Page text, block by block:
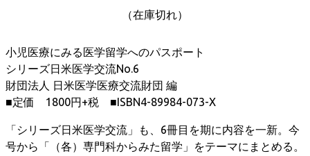
（在庫切れ）
小児医療にみる医学留学へのパスポート
シリーズ日米医学交流No.6
財団法人 日米医学医療交流財団 編
■定価 1800円+税 ■ISBN4-89984-073-X
「シリーズ日米医学交流」も、6冊目を期に内容を一新。今
号から「（各）専門科からみた留学」をテーマにまとめる。